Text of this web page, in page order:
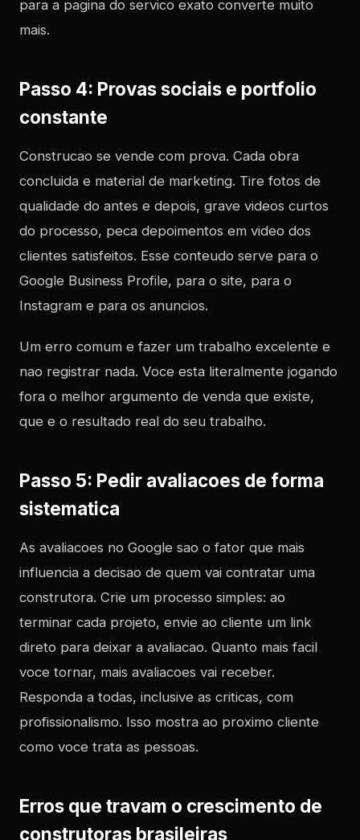
para a pagina do servico exato converte muito
mais.
Passo 4: Provas sociais e portfolio
constante
Construcao se vende com prova. Cada obra
concluida e material de marketing. Tire fotos de
qualidade do antes e depois, grave videos curtos
do processo, peca depoimentos em video dos
clientes satisfeitos. Esse conteudo serve para o
Google Business Profile, para o site, para o
Instagram e para os anuncios.
Um erro comum e fazer um trabalho excelente e
nao registrar nada. Voce esta literalmente jogando
fora o melhor argumento de venda que existe,
que e o resultado real do seu trabalho.
Passo 5: Pedir avaliacoes de forma
sistematica
As avaliacoes no Google sao o fator que mais
influencia a decisao de quem vai contratar uma
construtora. Crie um processo simples: ao
terminar cada projeto, envie ao cliente um link
direto para deixar a avaliacao. Quanto mais facil
voce tornar, mais avaliacoes vai receber.
Responda a todas, inclusive as criticas, com
profissionalismo. Isso mostra ao proximo cliente
como voce trata as pessoas.
Erros que travam o crescimento de
construtoras brasileiras